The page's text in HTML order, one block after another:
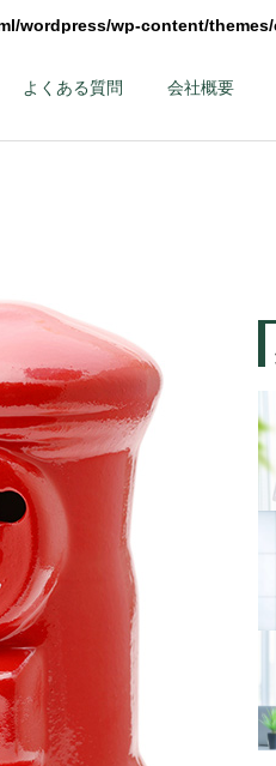
wordpress/wp-content/
よくある質問 会社概要
ハイクラス – 課長・
部長クラス以上 –